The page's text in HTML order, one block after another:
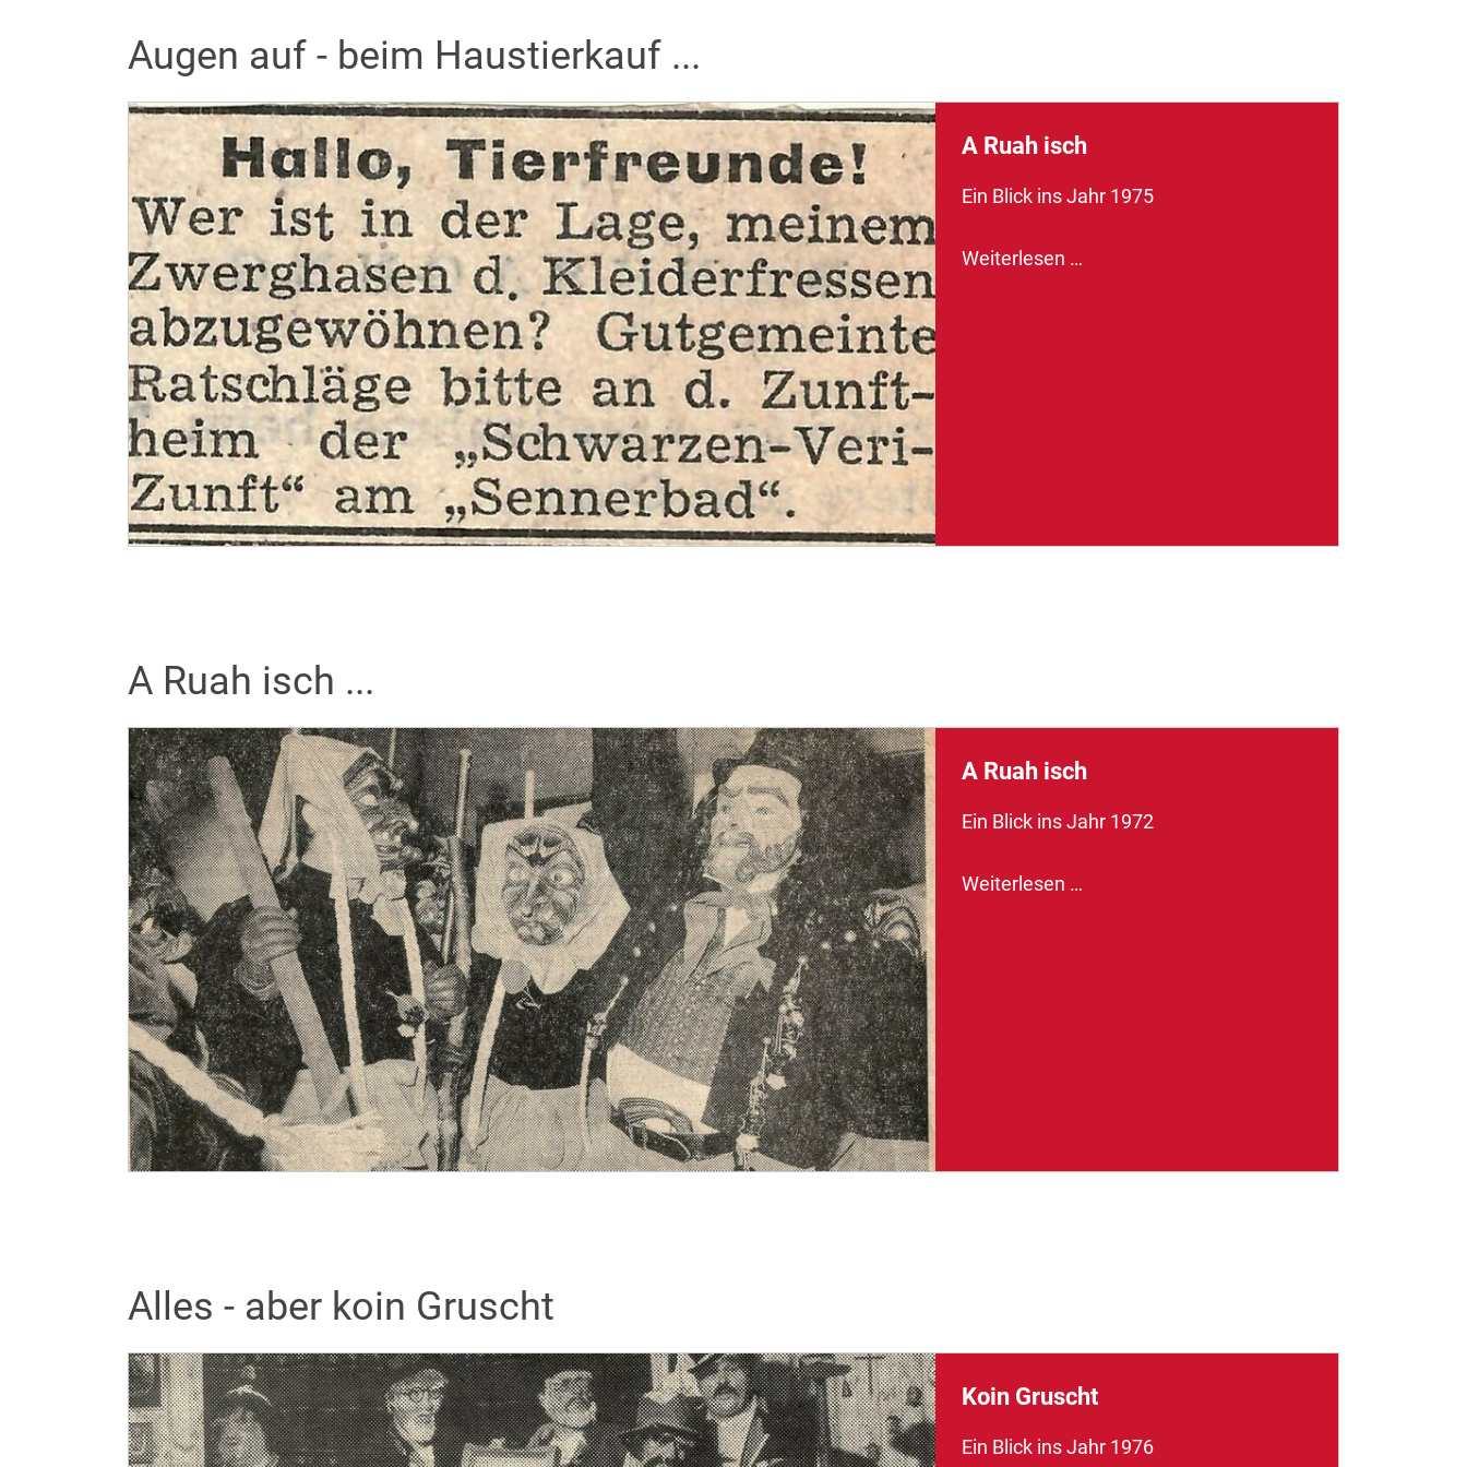
Augen auf - beim Haustierkauf ...
A Ruah isch
Ein Blick ins Jahr 1975
Weiterlesen …
A Ruah isch ...
A Ruah isch
Ein Blick ins Jahr 1972
Weiterlesen …
Alles - aber koin Gruscht
Koin Gruscht
Ein Blick ins Jahr 1976